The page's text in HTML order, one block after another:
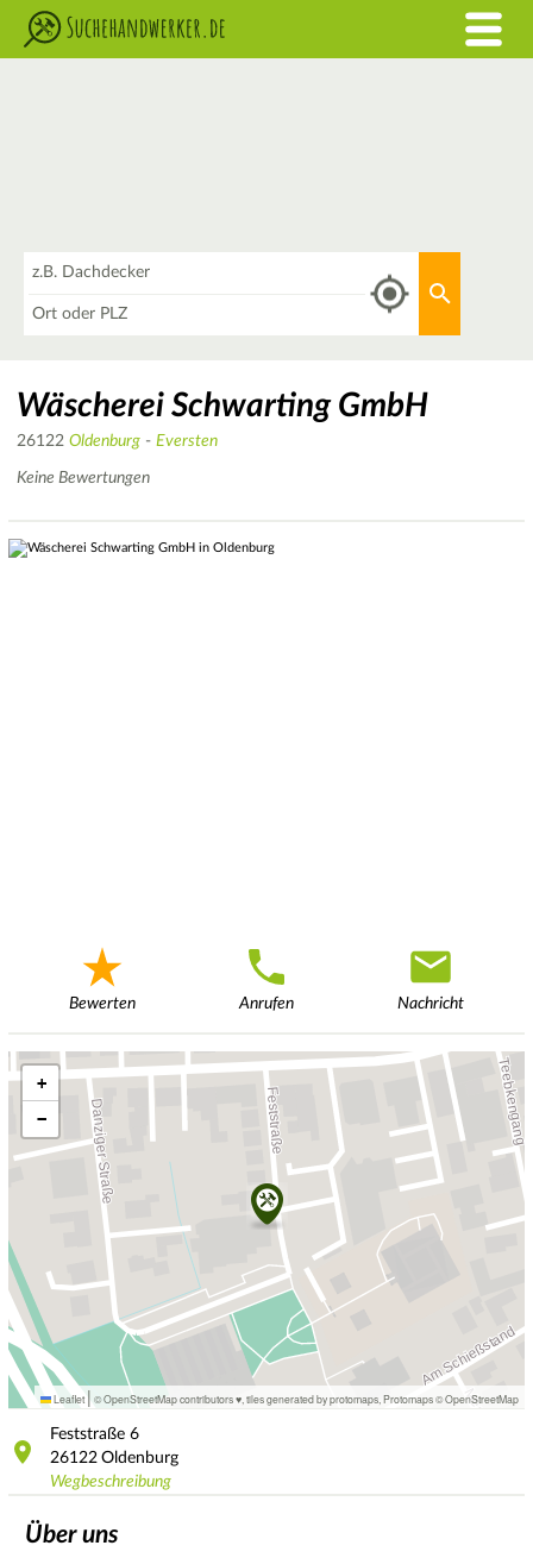
Wäscherei Schwarting GmbH
26122 Oldenburg - Eversten
Keine Bewertungen
Bewerten Anrufen Nachricht
+
−
Leaflet | © OpenStreetMap contributors ♥, tiles generated by protomaps Protomaps©OpenStreetMap
Feststraße 6
26122 Oldenburg
Wegbeschreibung
Über uns